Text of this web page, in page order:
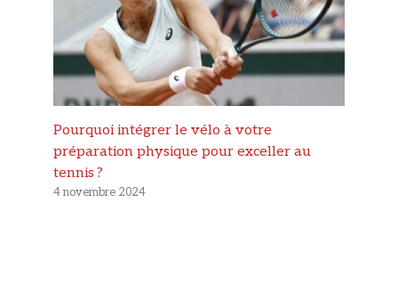
Pourquoi intégrer le vélo à votre
préparation physique pour exceller au
tennis ?
4 novembre 2024